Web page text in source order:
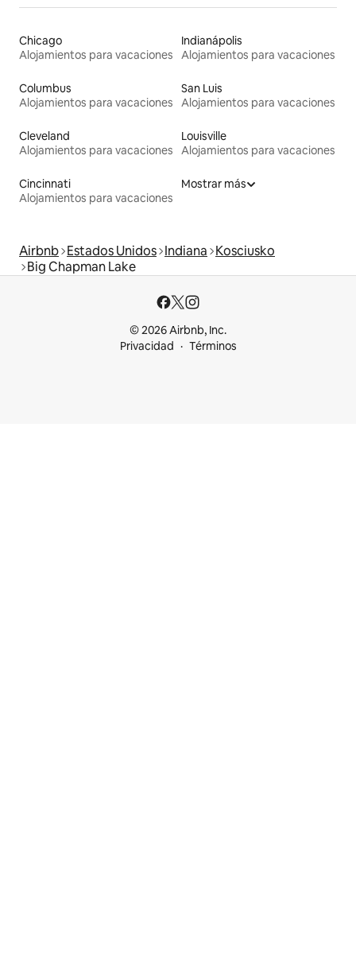
Chicago
Alojamientos para vacaciones
Indianápolis
Alojamientos para vacaciones
Columbus
Alojamientos para vacaciones
San Luis
Alojamientos para vacaciones
Cleveland
Alojamientos para vacaciones
Louisville
Alojamientos para vacaciones
Cincinnati
Alojamientos para vacaciones
Mostrar más
Airbnb Estados Unidos Indiana Kosciusko
Big Chapman Lake
© 2026 Airbnb, Inc.
Privacidad
Términos